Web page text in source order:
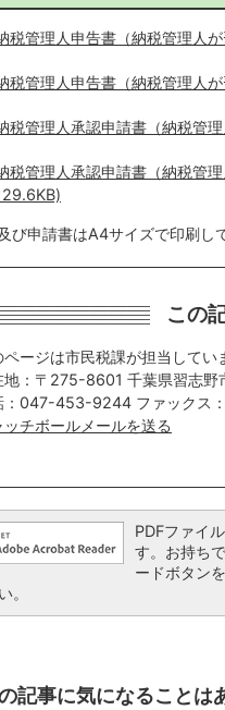
税管理人申告書（納税管理人
税管理人申告書（納税管理人
税管理人承認申請書（納税管
税管理人承認申請書（納税管
び申請書はA4サイズで印刷し
この
ページは市民税課が担当してい
地：〒275-8601 千葉県習志野
：047-453-9244 ファックス
ッチボールメールを送る
PDFファイ
す。お持ち
ードボタン
。
記事に気になることは